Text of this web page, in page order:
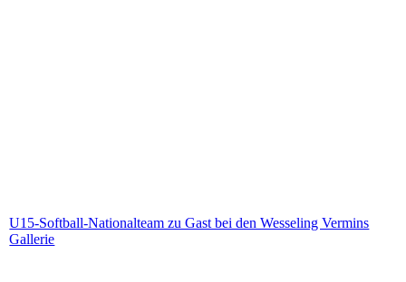
U15-Softball-Nationalteam zu Gast bei den Wesseling Vermins
Gallerie